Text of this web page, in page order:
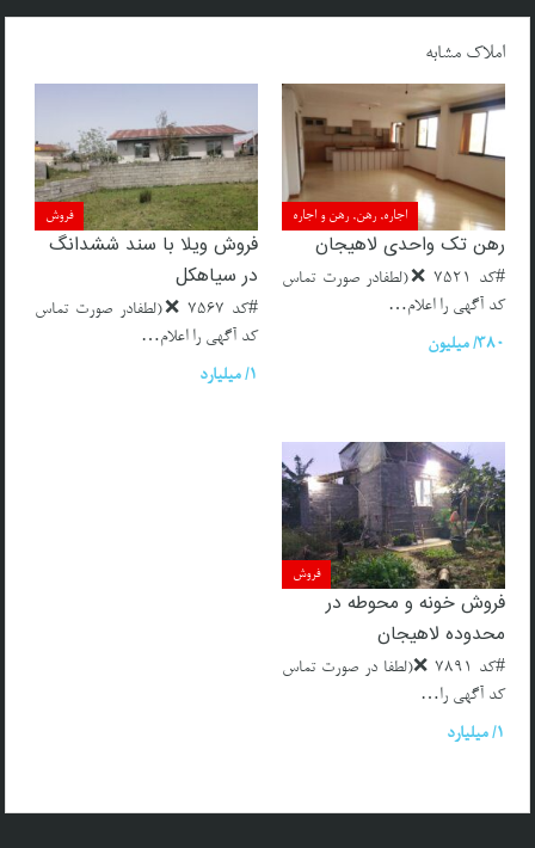
املاک مشابه
اجاره, رهن, رهن و اجاره
رهن تک واحدی لاهیجان
#کد 7521 ❌(لطفادر صورت تماس
کد آگهی را اعلام…
380/ میلیون
فروش
فروش ویلا با سند ششدانگ
در سیاهکل
#کد 7567 ❌(لطفادر صورت تماس
کد آگهی را اعلام…
1/ میلیارد
فروش
فروش خونه و محوطه در
محدوده لاهیجان
#کد 7891 ❌(لطفا در صورت تماس
کد آگهی را…
1/ میلیارد